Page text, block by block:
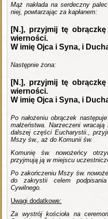
Mąż nakłada na serdeczny
niej, powtarzając za kapłanem:
[N.], przyjmij tę
wierności.
W imię Ojca i Syna, i
Następnie żona:
[N.], przyjmij tę
wierności.
W imię Ojca i Syna, i
Po nałożeniu obrączek
małżeństwa. Narzeczeni
dalszej części Eucharystii.,
Mszy św., aż do Komunii św.
Komunię św. nowożeńcy
przyjmują ją w miejscu
Po zakończeniu Mszy św.
do zakrystii celem
Cywilnego.
Uwagi dodatkowe:
Za wystrój kościoła na